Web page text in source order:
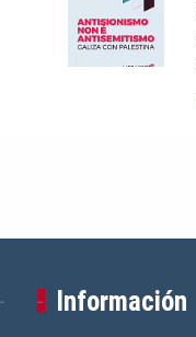
Información